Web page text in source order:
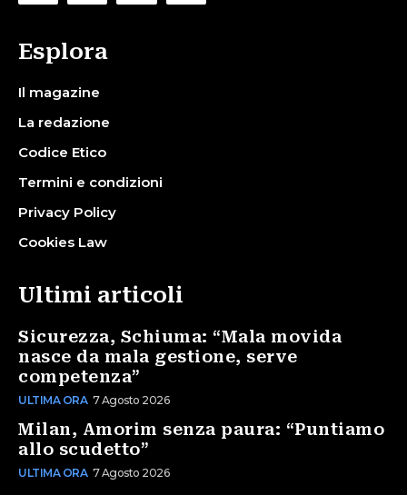
Esplora
Il magazine
La redazione
Codice Etico
Termini e condizioni
Privacy Policy
Cookies Law
Ultimi articoli
Sicurezza, Schiuma: “Mala movida
nasce da mala gestione, serve
competenza”
ULTIMA ORA 7 Agosto 2026
Milan, Amorim senza paura: “Puntiamo
allo scudetto”
ULTIMA ORA 7 Agosto 2026